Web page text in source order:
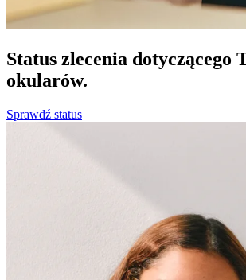
Status zlecenia dotyczącego
okularów.
Sprawdź status